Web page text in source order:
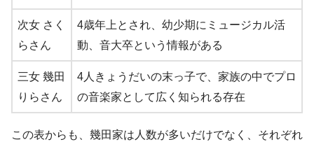
次女 さく
らさん
4歳年上とされ、幼少期にミュージカル活
動、音大卒という情報がある
三女 幾田
りらさん
4人きょうだいの末っ子で、家族の中でプロ
の音楽家として広く知られる存在
この表からも、幾田家は人数が多いだけでなく、それぞれ